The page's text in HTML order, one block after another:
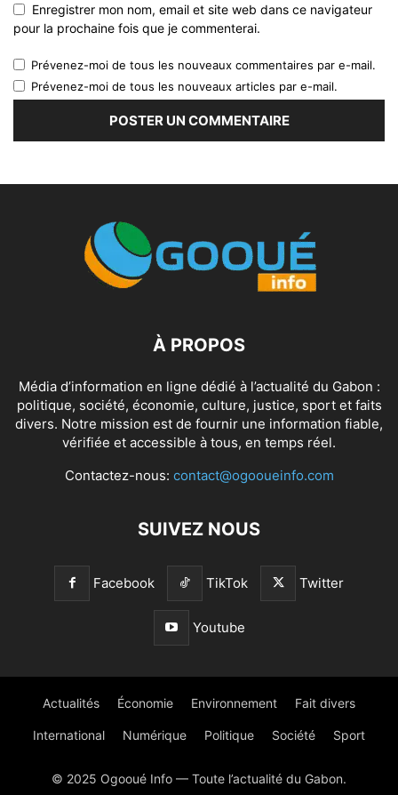
Enregistrer mon nom, email et site web dans ce navigateur
pour la prochaine fois que je commenterai.
Prévenez-moi de tous les nouveaux commentaires par e-mail.
Prévenez-moi de tous les nouveaux articles par e-mail.
À PROPOS
Média d’information en ligne dédié à l’actualité du Gabon :
politique, société, économie, culture, justice, sport et faits
divers. Notre mission est de fournir une information fiable,
vérifiée et accessible à tous, en temps réel.
Contactez-nous: contact@ogooueinfo.com
SUIVEZ NOUS
Facebook TikTok Twitter
Youtube
Actualités Économie Environnement Fait divers
International Numérique Politique Société Sport
© 2025 Ogooué Info — Toute l’actualité du Gabon.